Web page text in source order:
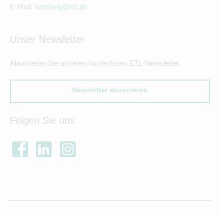
E-Mail: hamburg@etl.de
Unser Newsletter
Abonnieren Sie unseren kostenlosen ETL-Newsletter.
Newsletter abonnieren
Folgen Sie uns